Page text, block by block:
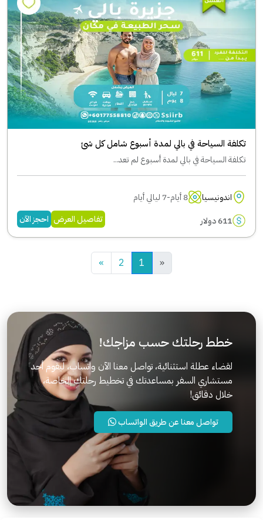
تكلفة السياحة في بالي لمدة أسبوع شامل كل شئ
تكلفة السياحة في بالي لمدة أسبوع لم تعد...
اندونيسيا
8 أيام-7 ليالي أيام
611 دولار
تفاصيل العرض احجز الآن
«
1
2
»
خطط رحلتك حسب مزاجك!
لقضاء عطلة استثنائية، تواصل معنا الآن واتساب، ليقوم أحد
مستشاري السفر بمساعدتك في تخطيط رحلتك الخاصة،
خلال دقائق!
تواصل معنا عن طريق الواتساب